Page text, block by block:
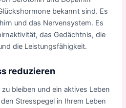
bekannt sind. Es
und das Nervensystem. Es
das Gedächtnis, die
die Leistungsfähigkeit.
reduzieren
bleiben und ein aktives Leben
Stresspegel in Ihrem Leben